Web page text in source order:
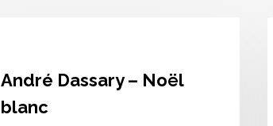
André Dassary – Noël
blanc